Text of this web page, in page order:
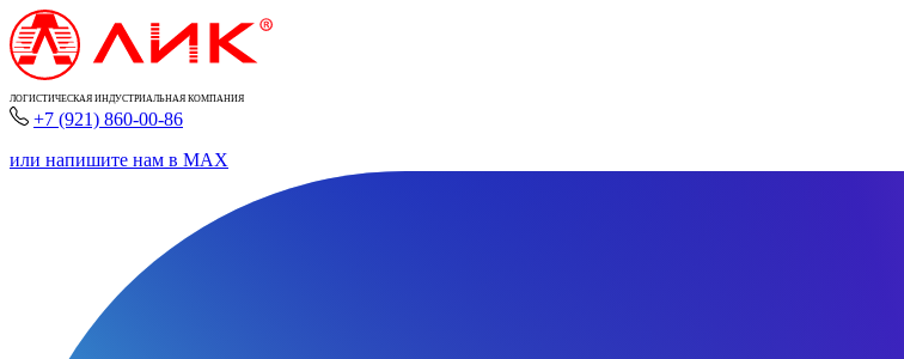
ЛОГИСТИЧЕСКАЯ ИНДУСТРИАЛЬНАЯ КОМПАНИЯ
+7 (921) 860-00-86
или напишите нам в MAX